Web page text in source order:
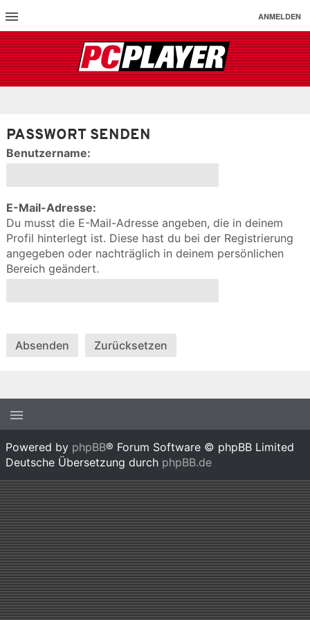
ANMELDEN
PASSWORT SENDEN
Benutzername:
E-Mail-Adresse:
Du musst die E-Mail-Adresse angeben, die in deinem
Profil hinterlegt ist. Diese hast du bei der Registrierung
angegeben oder nachträglich in deinem persönlichen
Bereich geändert.
Powered by phpBB® Forum Software © phpBB Limited
Deutsche Übersetzung durch phpBB.de